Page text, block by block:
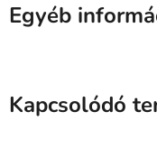
Egyéb
Kapcsolódó